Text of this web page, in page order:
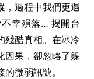
，過程中我們更遇
幸殞落… 揭開台
殘酷真相。在冰冷
因果，卻忽略了躲
微弱訊號。